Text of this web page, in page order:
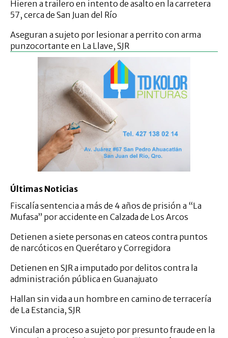
Hieren a trailero en intento de asalto en la carretera
57, cerca de San Juan del Río
Aseguran a sujeto por lesionar a perrito con arma
punzocortante en La Llave, SJR
Últimas Noticias
Fiscalía sentencia a más de 4 años de prisión a “La
Mufasa” por accidente en Calzada de Los Arcos
Detienen a siete personas en cateos contra puntos
de narcóticos en Querétaro y Corregidora
Detienen en SJR a imputado por delitos contra la
administración pública en Guanajuato
Hallan sin vida a un hombre en camino de terracería
de La Estancia, SJR
Vinculan a proceso a sujeto por presunto fraude en la